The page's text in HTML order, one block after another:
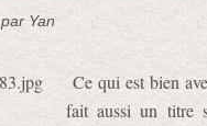
par Yan
Ce qui est bien
fait aussi un titre